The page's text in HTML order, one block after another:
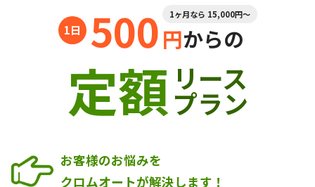
500 1ヶ月なら 15,000円～
円からの
定額 リース
プラン
お客様のお悩みを
クロムオートが解決します！